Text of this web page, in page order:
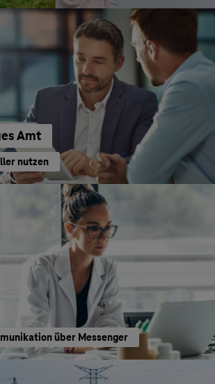
Amt
nutzen
über Messenger